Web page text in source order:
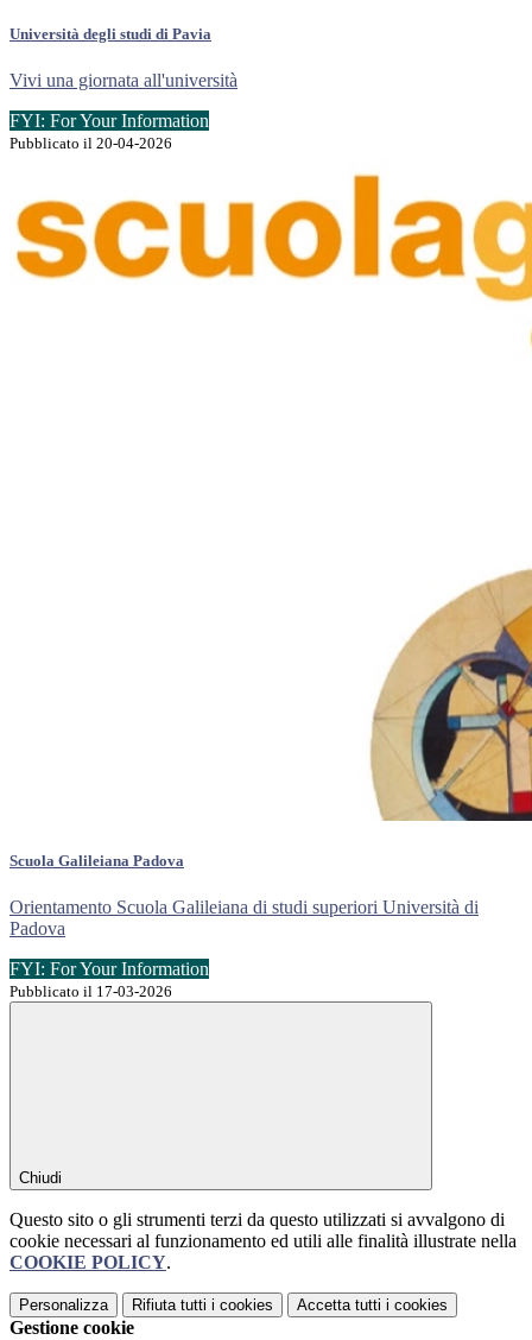
Università degli studi di Pavia
Vivi una giornata all'università
FYI: For Your Information
Pubblicato il 20-04-2026
Scuola Galileiana Padova
Orientamento Scuola Galileiana di studi superiori Università di
Padova
FYI: For Your Information
Pubblicato il 17-03-2026
Chiudi
Questo sito o gli strumenti terzi da questo utilizzati si avvalgono di
cookie necessari al funzionamento ed utili alle finalità illustrate nella
COOKIE POLICY.
Personalizza Rifiuta tutti i cookies Accetta tutti i cookies
Gestione cookie